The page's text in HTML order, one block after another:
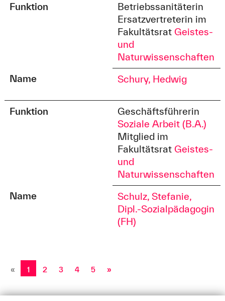
Funktion
Betriebssanitäterin
Ersatzvertreterin im
Fakultätsrat Geistes-
und
Naturwissenschaften
Name
Schury, Hedwig
Funktion
Geschäftsführerin
Soziale Arbeit (B.A.)
Mitglied im
Fakultätsrat Geistes-
und
Naturwissenschaften
Name
Schulz, Stefanie,
Dipl.-Sozialpädagogin
(FH)
« 1 2 3 4 5 »